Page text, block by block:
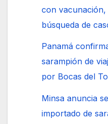
con vacunación,
búsqueda de
Panamá
sarampión de
por Bocas del
Minsa anuncia
importado de